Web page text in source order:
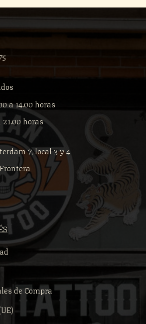
a 14.00 horas
21.00 horas
7, local 3 y 4
de Compra